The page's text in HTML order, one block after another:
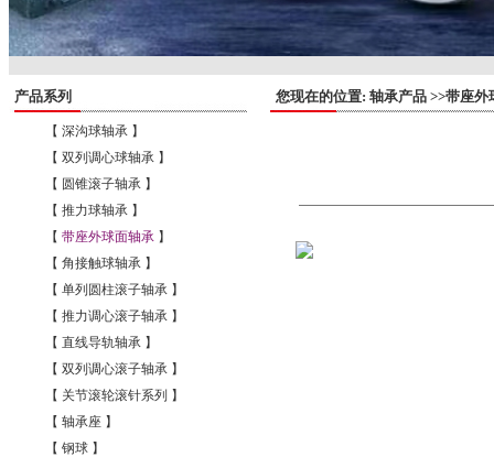
产品系列
【 深沟球轴承 】
【 双列调心球轴承 】
【 圆锥滚子轴承 】
【 推力球轴承 】
【 带座外球面轴承 】
【 角接触球轴承 】
【 单列圆柱滚子轴承 】
【 推力调心滚子轴承 】
【 直线导轨轴承 】
【 双列调心滚子轴承 】
【 关节滚轮滚针系列 】
【 轴承座 】
【 钢球 】
您现在的位置: 轴承产品 >>带座外